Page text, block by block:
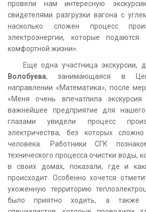
провели нам интересную
свидетелями разгрузки вагона с
насколько сложен процесс
электроэнергии, которые
комфортной жизни».
Еще одна участница экскурсии,
Волобуева, занимающаяся в
направлении «Математика», после
«Меня очень впечатлила
важнейшее предприятие для
глазами увидели процесс
электричества, без которых
человека. Работники СГК
технического процесса очистки воды,
в своих домах, показали, где и
происходит. Особенно хочется
ухоженную территорию
было приятно ходить, а также